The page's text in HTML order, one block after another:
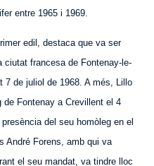
entre 1965 i 1969.
edil, destaca que va ser
ciutat francesa de Fontenay-le-
7 de juliol de 1968. A més, Lillo
Fontenay a Crevillent el 4
del seu homòleg en el
André Forens, amb qui va
el seu mandat, va tindre lloc